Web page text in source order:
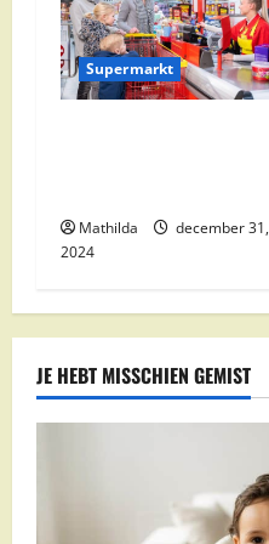
Supermarkt
Mathilda
december 31,
2024
JE HEBT MISSCHIEN GEMIST